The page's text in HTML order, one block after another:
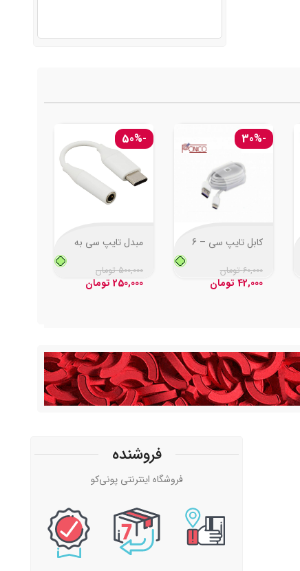
-30%
کابل تایپ سی – 6
60,000 تومان
42,000 تومان
-50%
مبدل تایپ سی به
500,000 تومان
250,000 تومان
فروشنده
فروشگاه اینترنتی پونی‌کو